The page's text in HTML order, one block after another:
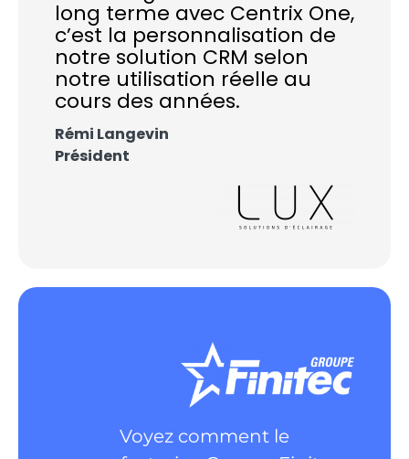
long terme avec Centrix One,
c’est la personnalisation de
notre solution CRM selon
notre utilisation réelle au
cours des années.
Rémi Langevin
Président
Voyez comment le